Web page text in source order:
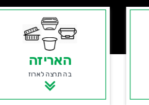
האריזה
בה תרצה לארוז